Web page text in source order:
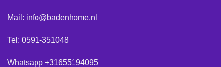
Mail: info@badenhome.nl
Tel: 0591-351048
Whatsapp +31655194095